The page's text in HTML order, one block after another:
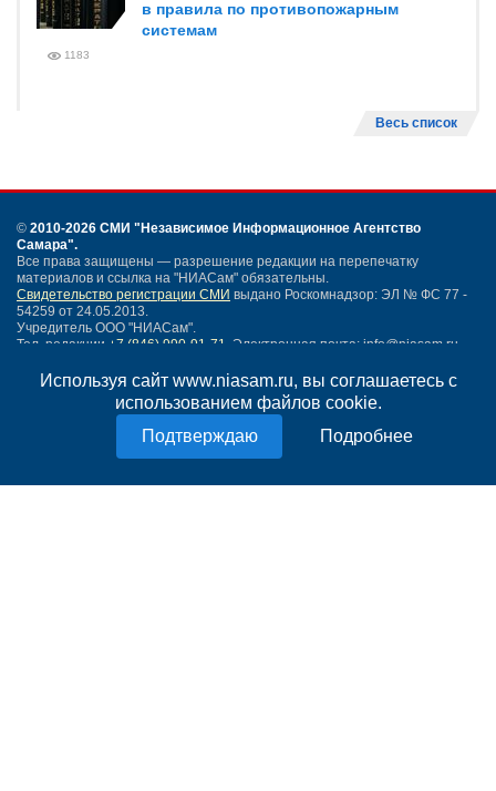
Используя сайт www.niasam.ru, вы соглашаетесь с
использованием файлов cookie.
Подробнее
в правила по противопожарным
системам
1183
Весь список
© 2010-2026 СМИ "Независимое Информационное Агентство
Самара".
Все права защищены — разрешение редакции на перепечатку
материалов и ссылка на "НИАСам" обязательны.
Свидетельство регистрации СМИ выдано Роскомнадзор: ЭЛ № ФС 77 -
54259 от 24.05.2013.
Учредитель ООО "НИАСам".
Тел. редакции +7 (846) 990-91-71. Электронная почта: info@niasam.ru
Написать письмо
Политика конфиденциальности
18+